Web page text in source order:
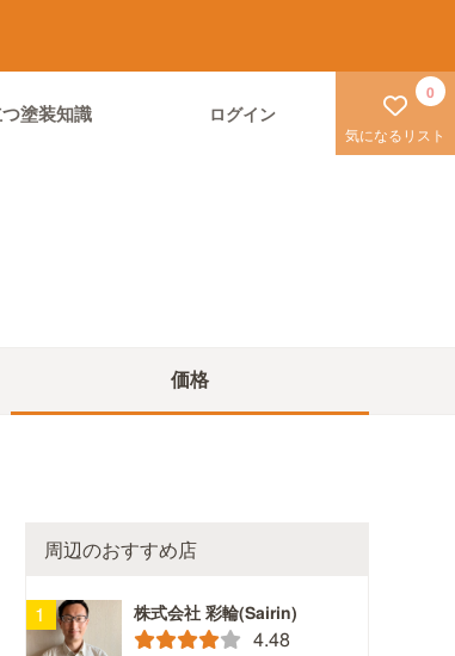
塗装知識 ログイン
気になるリスト
0
価格
周辺のおすすめ店
株式会社 彩輪(Sairin)
4.48